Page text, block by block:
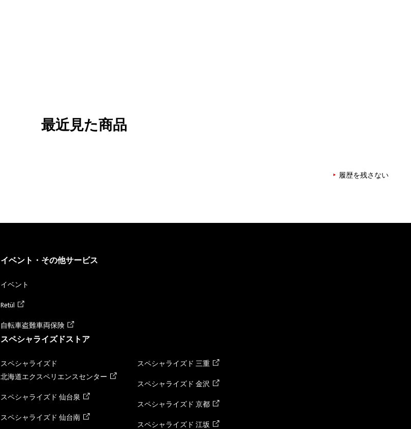
最近見た商品
履歴を残さない
イベント・その他サービス
イベント
Retül
自転車盗難車両保険
スペシャライズドストア
スペシャライズド
北海道エクスペリエンスセンター
スペシャライズド 仙台泉
スペシャライズド 仙台南
スペシャライズド 三重
スペシャライズド 金沢
スペシャライズド 京都
スペシャライズド 江坂